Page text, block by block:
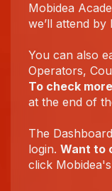
Mobidea
we’ll attend
You can also
Operators,
To check more
at the end of
The
login. Want to
click